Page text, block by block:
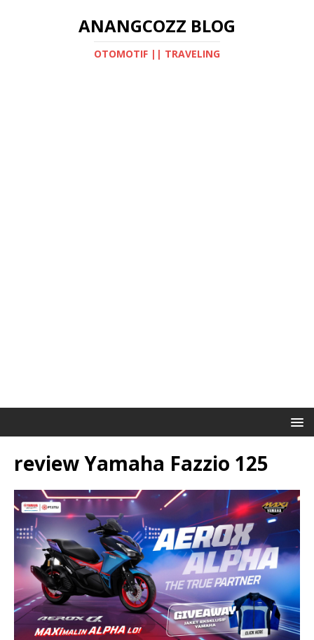
ANANGCOZZ BLOG
OTOMOTIF || TRAVELING
review Yamaha Fazzio 125